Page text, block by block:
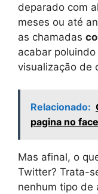
deparado com
meses ou até
as chamadas
acabar
visualização de
Relacionado:
pagina no
Mas afinal, o
Twitter? Trata-
nenhum tipo de